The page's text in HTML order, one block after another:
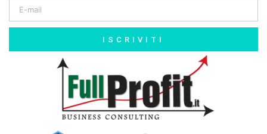
ISCRIVITI